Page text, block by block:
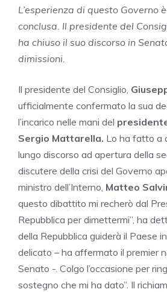
L’esperienza di questo Governo
conclusa. Il presidente del
ha chiuso il suo discorso in
dimissioni.
Il presidente del Consiglio,
ufficialmente confermato la sua
l’incarico nelle mani del
Sergio Mattarella. Lo ha fatto a
lungo discorso ad apertura della
discutere della crisi del Governo
ministro dell’Interno, Matteo
questo dibattito mi recherò dal
Repubblica per dimettermi”, ha
della Repubblica guiderà il Paese
delicato – ha affermato il premier
Senato -. Colgo l’occasione per
sostegno che mi ha dato”. Il